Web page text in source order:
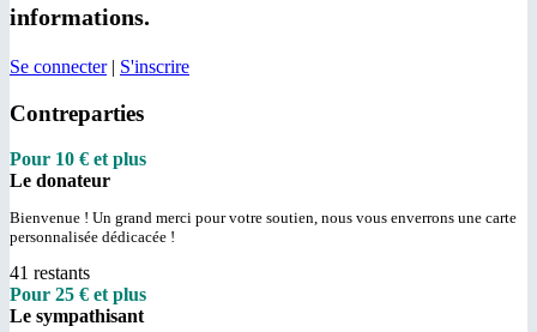
informations.
Se connecter| S'inscrire
Contreparties
Pour 10 € et plus
Le donateur
Bienvenue ! Un grand merci pour votre soutien, nous vous enverrons une carte
personnalisée dédicacée !
41 restants
Pour 25 € et plus
Le sympathisant